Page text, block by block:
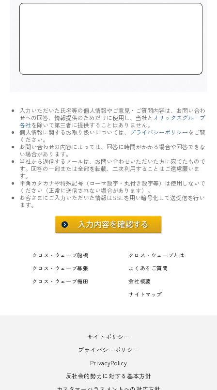
入力いただいた氏名等の個人情報やご意見・ご質問内容は、お問い合わ
せへの回答、情報提供のためだけに使用し、当社と オリックスグループ
各社を除いて第三者に提供することはありません。
個人情報に関するお取り扱いについては、
プライバシーポリシーをご覧
ください。
お問い合わせの内容によっては、回答に時間がかかる場合や回答できな
い場合があります。
当社から返信するメールは、お問い合わせいただいた方に宛てたもので
す。回答の一部または全部を転載、二次利用することはご遠慮願いま
す。
半角カタカナや特殊記号（ローマ数字・丸付き数字等）は使用しないで
ください（正常に送信されない場合があります）。
お客さまにご入力いただいた情報はSSLを用い暗号化して送受信を行い
ます。
クロス・ウェーブ船橋
クロス・ウェーブ幕張
クロス・ウェーブ梅田
クロス・ウェーブとは
よくあるご質問
会社概要
サイトマップ
サイトポリシー
プライバシーポリシー
PrivacyPolicy
反社会的勢力に対する基本方針